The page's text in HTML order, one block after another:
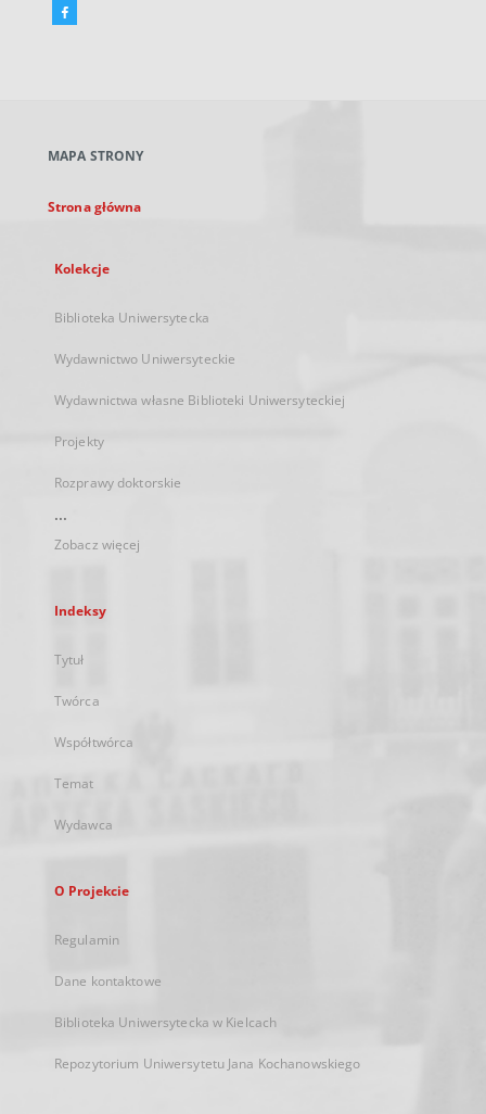
Facebook
karcie
MAPA STRONY
Strona główna
Kolekcje
Biblioteka Uniwersytecka
Wydawnictwo Uniwersyteckie
Wydawnictwa własne Biblioteki Uniwersyteckiej
Projekty
Rozprawy doktorskie
...
Zobacz więcej
Indeksy
Tytuł
Twórca
Współtwórca
Temat
Wydawca
O Projekcie
Regulamin
Dane kontaktowe
Biblioteka Uniwersytecka w Kielcach
Repozytorium Uniwersytetu Jana Kochanowskiego